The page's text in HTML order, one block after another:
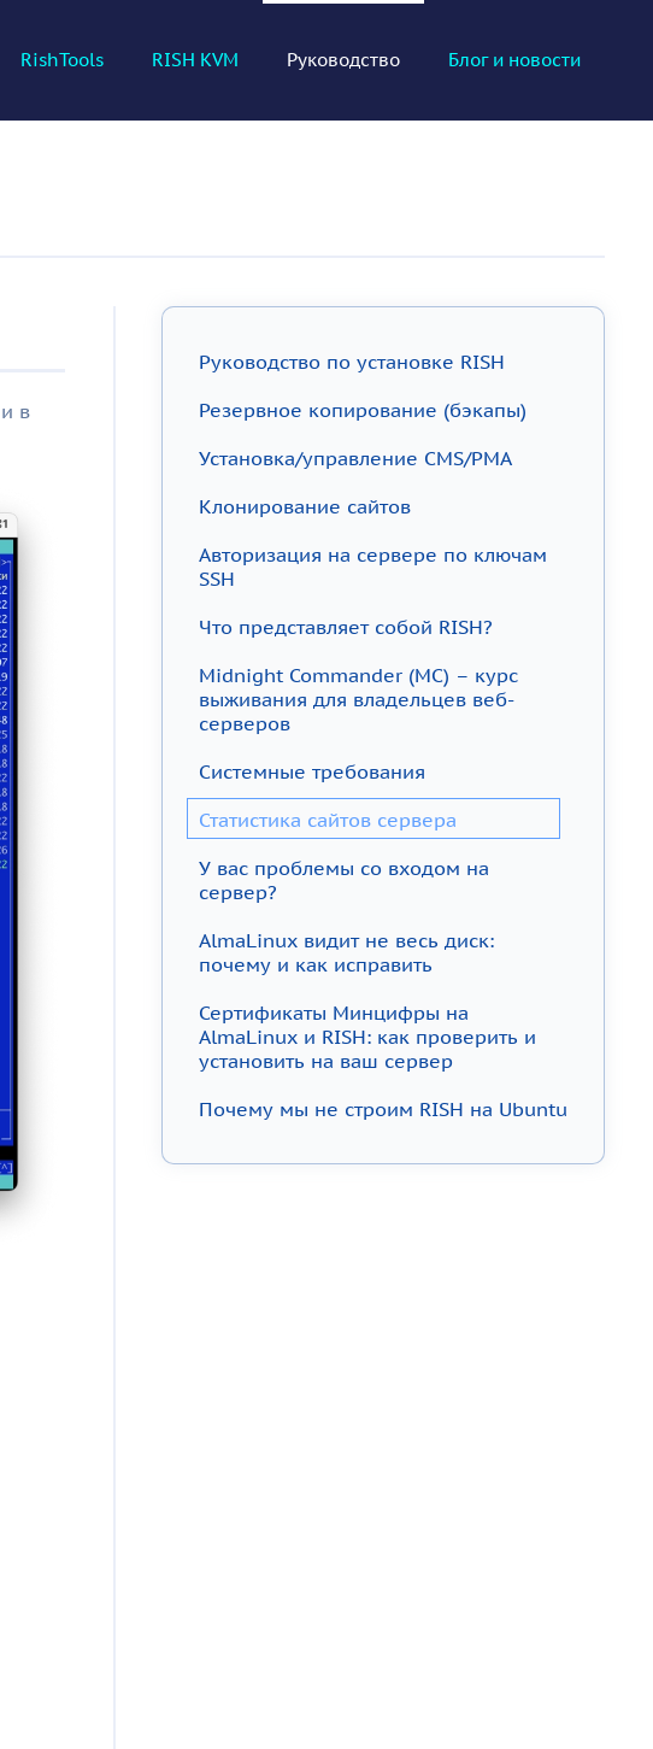
RishTools RISH KVM Руководство Блог и новости
в
Руководство по установке RISH
Резервное копирование (бэкапы)
Установка/управление CMS/PMA
Клонирование сайтов
Авторизация на сервере по ключам
SSH
Что представляет собой RISH?
Midnight Commander (MC) – курс
выживания для владельцев веб-
серверов
Системные требования
Статистика сайтов сервера
У вас проблемы со входом на
сервер?
AlmaLinux видит не весь диск:
почему и как исправить
Сертификаты Минцифры на
AlmaLinux и RISH: как проверить и
установить на ваш сервер
Почему мы не строим RISH на Ubuntu